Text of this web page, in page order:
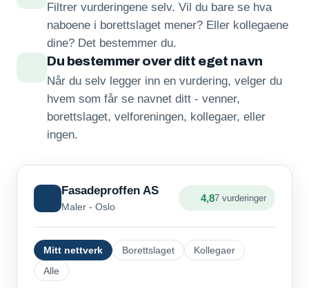
Filtrer vurderingene selv. Vil du bare se hva
naboene i borettslaget mener? Eller kollegaene
dine? Det bestemmer du.
Du bestemmer over ditt eget navn
Når du selv legger inn en vurdering, velger du
hvem som får se navnet ditt - venner,
borettslaget, velforeningen, kollegaer, eller
ingen.
Fasadeproffen AS
Maler - Oslo
4,87 vurderinger
Mitt nettverk Borettslaget
Kollegaer
Alle